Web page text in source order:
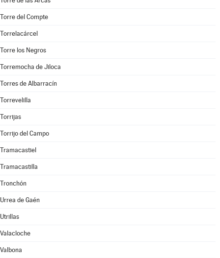
Torre del Compte
Torrelacárcel
Torre los Negros
Torremocha de Jiloca
Torres de Albarracín
Torrevelilla
Torrijas
Torrijo del Campo
Tramacastiel
Tramacastilla
Tronchón
Urrea de Gaén
Utrillas
Valacloche
Valbona